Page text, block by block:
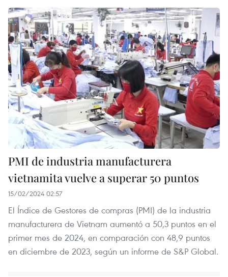
PMI de industria manufacturera
vietnamita vuelve a superar 50 puntos
15/02/2024 02:57
El Índice de Gestores de compras (PMI) de la industria
manufacturera de Vietnam aumentó a 50,3 puntos en el
primer mes de 2024, en comparación con 48,9 puntos
en diciembre de 2023, según un informe de S&P Global.